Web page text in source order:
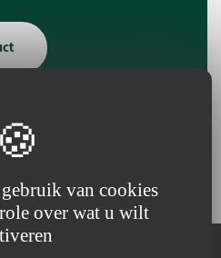
van cookies
over wat u wilt